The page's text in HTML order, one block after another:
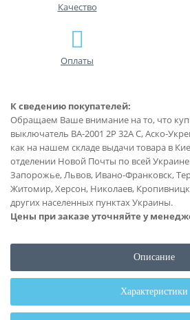
Качество
Оплаты
К сведению покупателей:
Обращаем Ваше внимание на то, что
выключатель ВА-2001 2P 32А С, Аско-
как на нашем складе выдачи товара в
отделении Новой Почты по всей
Запорожье, Львов, Ивано-Франковск,
Житомир, Херсон, Николаев,
других населенных пунктах Украины.
Цены при заказе уточняйте у
Описание
Характеристики